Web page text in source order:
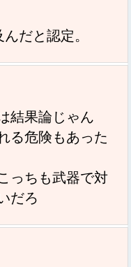
だと認定。
結果論じゃん
る危険もあった
っちも武器で対
だろ